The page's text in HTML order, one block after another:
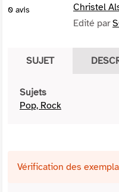
0 avis
Christel
Edité par
SUJET
Sujets
Pop, Rock
Vérification des